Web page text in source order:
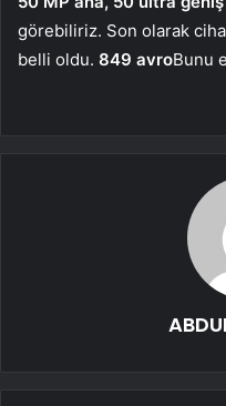
görebiliriz. Son olarak
belli oldu. 849 avroBunu